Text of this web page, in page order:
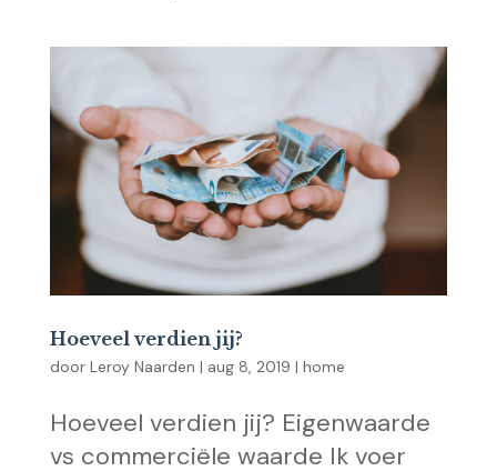
Hoeveel verdien jij?
door Leroy Naarden | aug 8, 2019 | home
Hoeveel verdien jij? Eigenwaarde
vs commerciële waarde Ik voer